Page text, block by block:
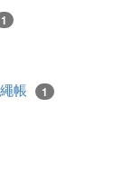
1
帳 1